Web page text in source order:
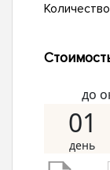
до
01